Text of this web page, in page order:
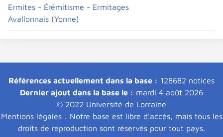
Ermites - Érémitisme - Ermitages
Avallonnais (Yonne)
Références actuellement dans la base : 128682 notices
Dernier ajout dans la base le : mardi 4 août 2026
© 2022 Université de Lorraine
Mentions légales : Notre base est libre d'accès, mais tous les
droits de reproduction sont réservés pour tout pays.